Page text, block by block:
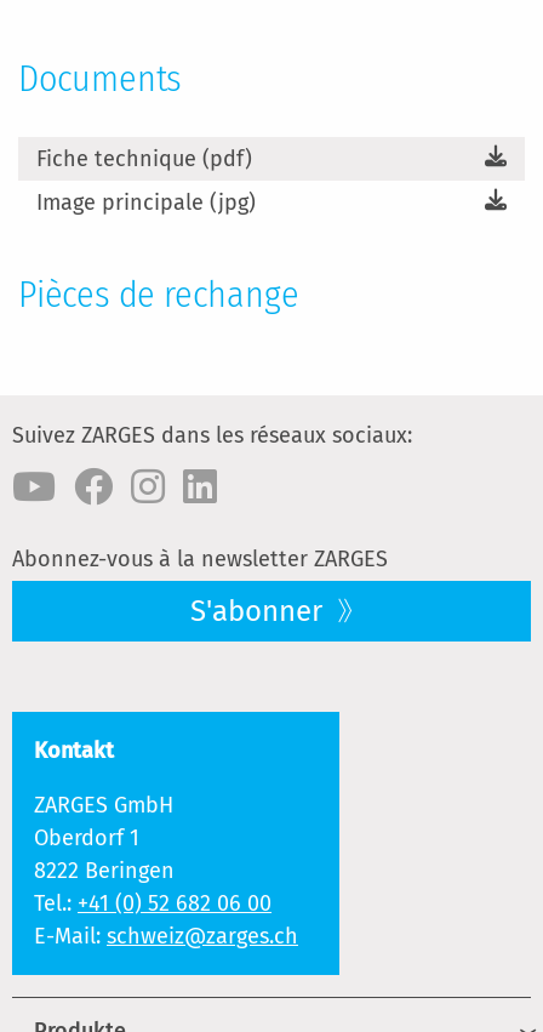
Documents
Fiche technique (pdf)
Image principale (jpg)
Pièces de rechange
Suivez ZARGES dans les réseaux sociaux:
Abonnez-vous à la newsletter ZARGES
S'abonner
Kontakt
ZARGES GmbH
Oberdorf 1
8222 Beringen
Tel.: +41 (0) 52 682 06 00
E-Mail: schweiz@zarges.ch